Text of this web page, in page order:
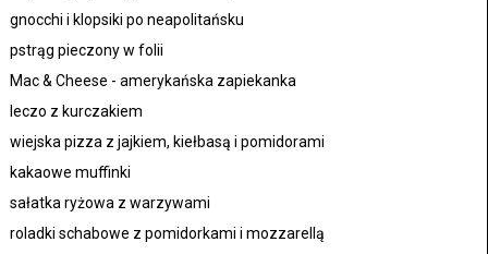
gnocchi i klopsiki po neapolitańsku
pstrąg pieczony w folii
Mac & Cheese - amerykańska zapiekanka
leczo z kurczakiem
wiejska pizza z jajkiem, kiełbasą i pomidorami
kakaowe muffinki
sałatka ryżowa z warzywami
roladki schabowe z pomidorkami i mozzarellą